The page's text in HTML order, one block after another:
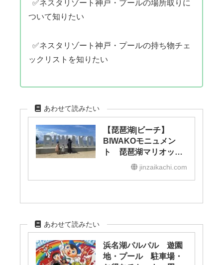
✅ネスタリゾート神戸・プールの場所取りに
ついて知りたい
✅ネスタリゾート神戸・プールの持ち物チェ
ックリストを知りたい
あわせて読みたい
【琵琶湖|ビーチ】
BIWAKOモニュメン
ト 琵琶湖マリオット
ホテル・プールは子連
れにおすすめ
jinzaikachi.com
あわせて読みたい
浜名湖パルパル 遊園
地・プール 駐車場・